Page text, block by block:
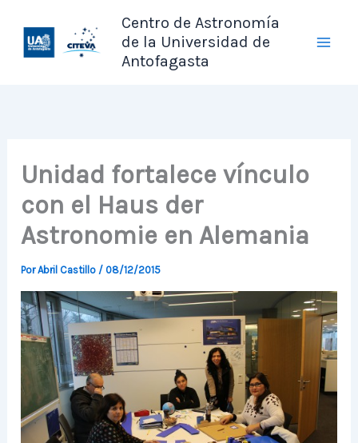
contenido
Centro de Astronomía
de la Universidad de
Antofagasta
Unidad fortalece vínculo
con el Haus der
Astronomie en Alemania
PorAbril Castillo / 08/12/2015